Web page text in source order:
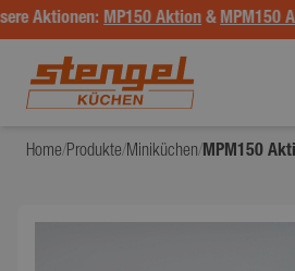
Aktionen: MP150 Aktion & MPM150
Home/Produkte/Miniküchen/MPM150